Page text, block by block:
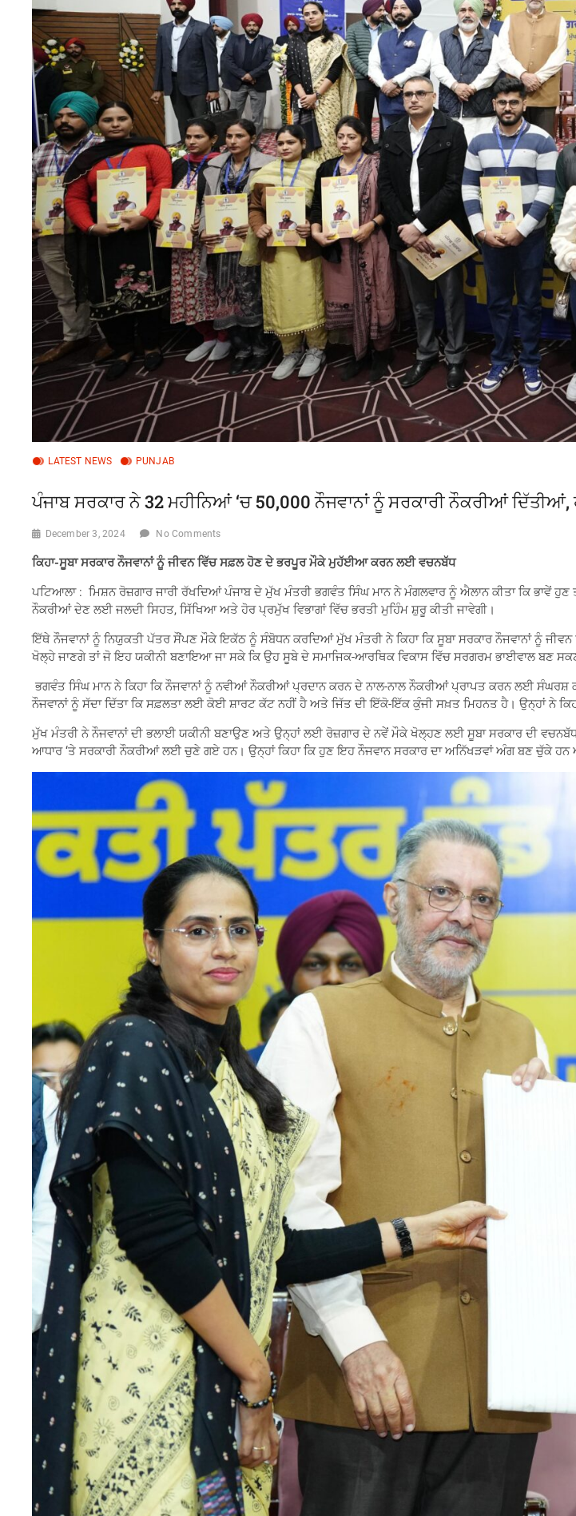
LATEST NEWS PUNJAB
ਪੰਜਾਬ ਸਰਕਾਰ ਨੇ 32 ਮਹੀਨਿਆਂ ‘ਚ 50,000 ਨੌਜਵਾਨਾਂ ਨੂੰ ਸਰਕਾਰੀ ਨੌਕਰੀਆਂ
December 3, 2024 No Comments
ਕਿਹਾ-ਸੂਬਾ ਸਰਕਾਰ ਨੌਜਵਾਨਾਂ ਨੂੰ ਜੀਵਨ ਵਿੱਚ ਸਫ਼ਲ ਹੋਣ ਦੇ ਭਰਪੂਰ ਮੌਕੇ ਮੁਹੱਈਆ ਕਰਨ ਲਈ ਵਚਨਬੱਧ
ਪਟਿਆਲਾ : ਮਿਸ਼ਨ ਰੋਜ਼ਗਾਰ ਜਾਰੀ ਰੱਖਦਿਆਂ ਪੰਜਾਬ ਦੇ ਮੁੱਖ ਮੰਤਰੀ ਭਗਵੰਤ ਸਿੰਘ ਮਾਨ ਨੇ ਮੰਗਲਵਾਰ ਨੂੰ ਐਲਾਨ ਕੀਤਾ ਕਿ ਭਾਵੇਂ
ਨੌਕਰੀਆਂ ਦੇਣ ਲਈ ਜਲਦੀ ਸਿਹਤ, ਸਿੱਖਿਆ ਅਤੇ ਹੋਰ ਪ੍ਰਮੁੱਖ ਵਿਭਾਗਾਂ ਵਿੱਚ ਭਰਤੀ ਮੁਹਿੰਮ ਸ਼ੁਰੂ ਕੀਤੀ ਜਾਵੇਗੀ।
ਇੱਥੇ ਨੌਜਵਾਨਾਂ ਨੂੰ ਨਿਯੁਕਤੀ ਪੱਤਰ ਸੌਂਪਣ ਮੌਕੇ ਇਕੱਠ ਨੂੰ ਸੰਬੋਧਨ ਕਰਦਿਆਂ ਮੁੱਖ ਮੰਤਰੀ ਨੇ ਕਿਹਾ ਕਿ ਸੂਬਾ ਸਰਕਾਰ ਨੌਜਵਾਨਾਂ ਨੂੰ
ਖੋਲ੍ਹੇ ਜਾਣਗੇ ਤਾਂ ਜੋ ਇਹ ਯਕੀਨੀ ਬਣਾਇਆ ਜਾ ਸਕੇ ਕਿ ਉਹ ਸੂਬੇ ਦੇ ਸਮਾਜਿਕ-ਆਰਥਿਕ ਵਿਕਾਸ ਵਿੱਚ ਸਰਗਰਮ ਭਾਈਵਾਲ ਬਣ
ਭਗਵੰਤ ਸਿੰਘ ਮਾਨ ਨੇ ਕਿਹਾ ਕਿ ਨੌਜਵਾਨਾਂ ਨੂੰ ਨਵੀਆਂ ਨੌਕਰੀਆਂ ਪ੍ਰਦਾਨ ਕਰਨ ਦੇ ਨਾਲ-ਨਾਲ ਨੌਕਰੀਆਂ ਪ੍ਰਾਪਤ ਕਰਨ ਲਈ
ਨੌਜਵਾਨਾਂ ਨੂੰ ਸੱਦਾ ਦਿੱਤਾ ਕਿ ਸਫ਼ਲਤਾ ਲਈ ਕੋਈ ਸ਼ਾਰਟ ਕੱਟ ਨਹੀਂ ਹੈ ਅਤੇ ਜਿੱਤ ਦੀ ਇੱਕੋ-ਇੱਕ ਕੁੰਜੀ ਸਖ਼ਤ ਮਿਹਨਤ ਹੈ। ਉਨ੍ਹਾਂ ਨੇ
ਮੁੱਖ ਮੰਤਰੀ ਨੇ ਨੌਜਵਾਨਾਂ ਦੀ ਭਲਾਈ ਯਕੀਨੀ ਬਣਾਉਣ ਅਤੇ ਉਨ੍ਹਾਂ ਲਈ ਰੋਜ਼ਗਾਰ ਦੇ ਨਵੇਂ ਮੌਕੇ ਖੋਲ੍ਹਣ ਲਈ ਸੂਬਾ ਸਰਕਾਰ ਦੀ
ਆਧਾਰ ‘ਤੇ ਸਰਕਾਰੀ ਨੌਕਰੀਆਂ ਲਈ ਚੁਣੇ ਗਏ ਹਨ। ਉਨ੍ਹਾਂ ਕਿਹਾ ਕਿ ਹੁਣ ਇਹ ਨੌਜਵਾਨ ਸਰਕਾਰ ਦਾ ਅਨਿੱਖੜਵਾਂ ਅੰਗ ਬਣ ਚੁੱਕੇ ਹਨ